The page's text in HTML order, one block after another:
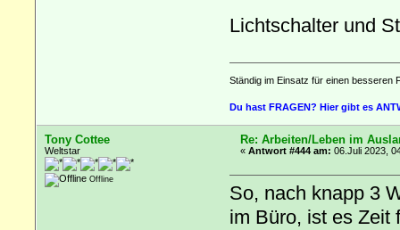
Lichtschalter und
Ständig im Einsatz für einen besseren
Du hast FRAGEN? Hier gibt es
Tony Cottee
Weltstar
Offline
Re: Arbeiten/Leben im
«Antwort #444 am: 06.Juli 2023,
So, nach knapp 3
im Büro, ist es Zeit